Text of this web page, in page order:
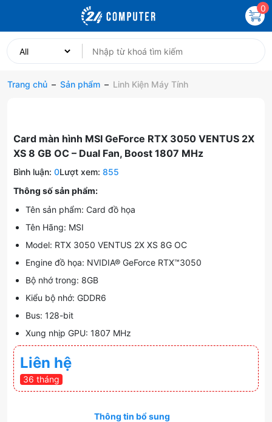
0
Trang chủ – Sản phẩm – Linh Kiện Máy Tính
Card màn hình MSI GeForce RTX 3050 VENTUS 2X
XS 8 GB OC – Dual Fan, Boost 1807 MHz
Bình luận: 0Lượt xem: 855
Thông số sản phẩm:
Tên sản phẩm: Card đồ họa
Tên Hãng: MSI
Model: RTX 3050 VENTUS 2X XS 8G OC
Engine đồ họa: NVIDIA® GeForce RTX™3050
Bộ nhớ trong: 8GB
Kiểu bộ nhớ: GDDR6
Bus: 128-bit
Xung nhịp GPU: 1807 MHz
Liên hệ
36 tháng
Thông tin bổ sung